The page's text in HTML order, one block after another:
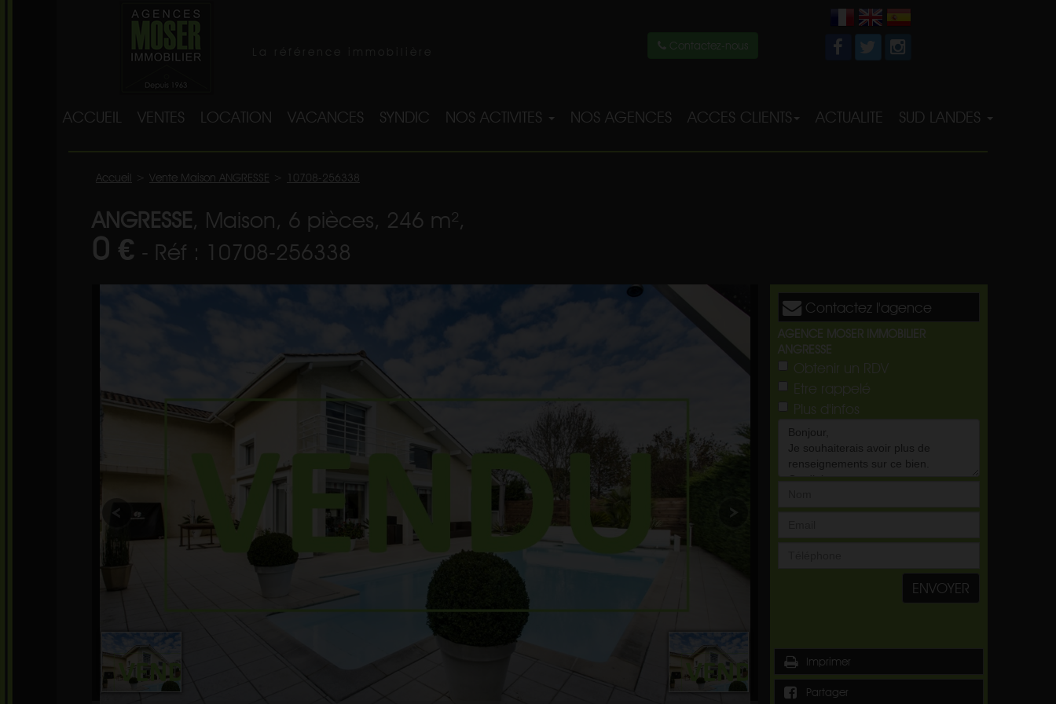
Contactez-nous
ACCUEIL VENTES LOCATION VACANCES SYNDIC NOS ACTIVITES NOS AGENCES ACCES CLIENTS ACTUALITE SUD LANDES
Accueil Vente Maison ANGRESSE 10708-256338
ANGRESSE, Maison, 6 pièces, 246 m²,
0 € - Réf : 10708-256338
Contactez l'agence
AGENCE MOSER IMMOBILIER
ANGRESSE
Obtenir un RDV
Etre rappelé
Plus d'infos
ENVOYER
Imprimer
Partager